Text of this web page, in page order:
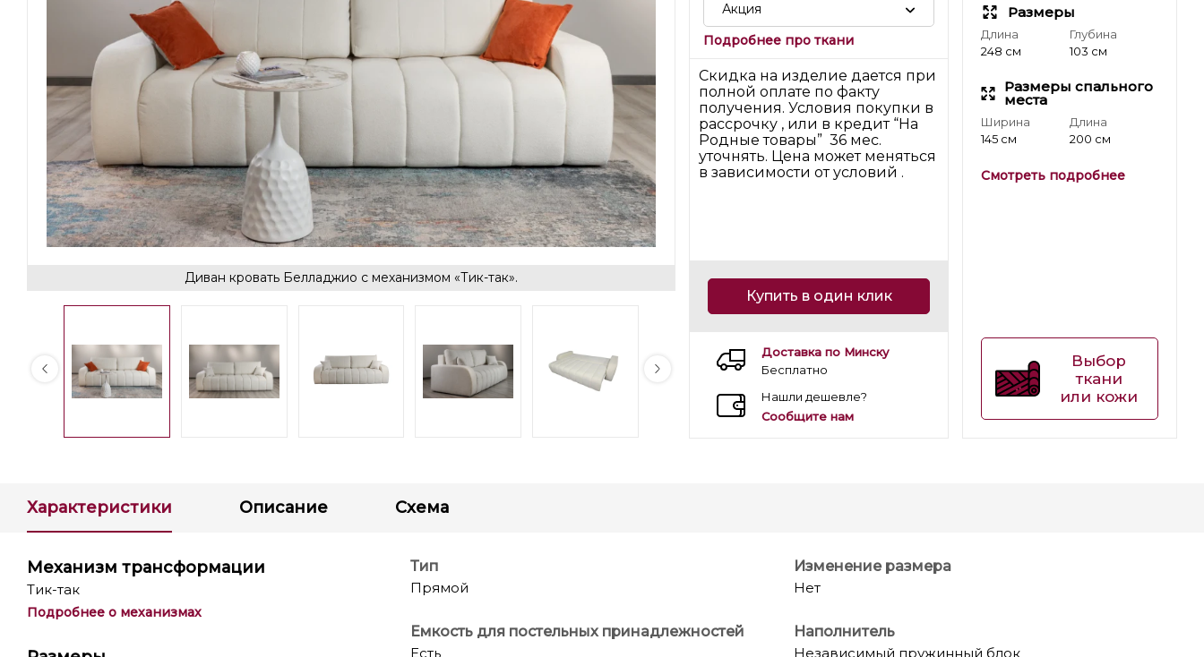
Диван кровать Белладжио с механизмом «Тик-так».
Акция
Подробнее про ткани
Скидка на изделие дается при
полной оплате по факту
получения. Условия покупки в
рассрочку , или в кредит “На
Родные товары” 36 мес.
уточнять. Цена может меняться
в зависимости от условий .
Купить в один клик
Доставка по Минску
Бесплатно
Нашли дешевле?
Сообщите нам
Размеры
Длина
248 см
Глубина
103 см
Размеры спального
места
Ширина
145 см
Длина
200 см
Смотреть подробнее
Выбор
ткани
или кожи
Характеристики Описание Схема
Механизм трансформации
Тик-так
Подробнее о механизмах
Тип
Прямой
Изменение размера
Нет
Емкость для постельных принадлежностей
Есть
Наполнитель
Независимый пружинный блок